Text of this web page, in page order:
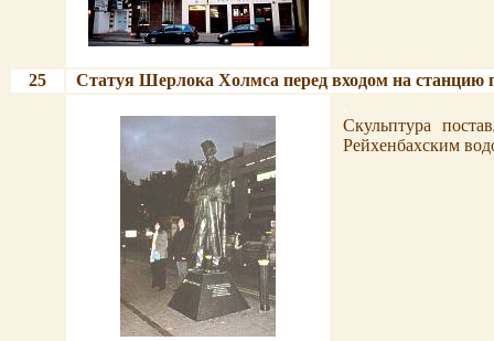
25
Статуя Шерлока Холмса перед входом на станцию
Скульптура
Рейхенбахским